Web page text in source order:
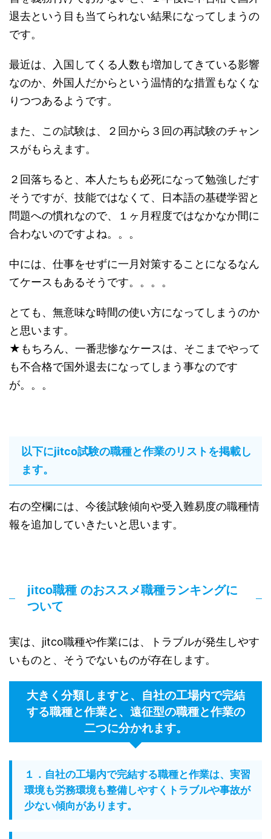
退去という目も当てられない結果になってしまうの
です。
最近は、入国してくる人数も増加してきている影響
なのか、外国人だからという温情的な措置もなくな
りつつあるようです。
また、この試験は、２回から３回の再試験のチャン
スがもらえます。
２回落ちると、本人たちも必死になって勉強しだす
そうですが、技能ではなくて、日本語の基礎学習と
問題への慣れなので、１ヶ月程度ではなかなか間に
合わないのですよね。。。
中には、仕事をせずに一月対策することになるなん
てケースもあるそうです。。。。
とても、無意味な時間の使い方になってしまうのか
と思います。
★もちろん、一番悲惨なケースは、そこまでやって
も不合格で国外退去になってしまう事なのです
が。。。
以下にjitco試験の職種と作業のリストを掲載し
ます。
右の空欄には、今後試験傾向や受入難易度の職種情
報を追加していきたいと思います。
jitco職種 のおススメ職種ランキングに
ついて
実は、jitco職種や作業には、トラブルが発生しやす
いものと、そうでないものが存在します。
大きく分類しますと、自社の工場内で完結
する職種と作業と、遠征型の職種と作業の
二つに分かれます。
１．自社の工場内で完結する職種と作業は、実習
環境も労務環境も整備しやすくトラブルや事故が
少ない傾向があります。